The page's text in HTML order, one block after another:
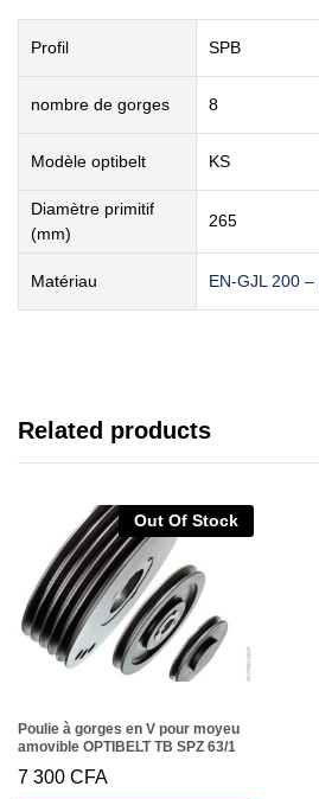
Profil SPB
nombre de gorges 8
Modèle optibelt KS
Diamètre primitif
(mm)
265
Matériau EN-GJL 200
Related products
Out Of Stock
Poulie à gorges en V pour moyeu
amovible OPTIBELT TB SPZ 63/1
7 300 CFA